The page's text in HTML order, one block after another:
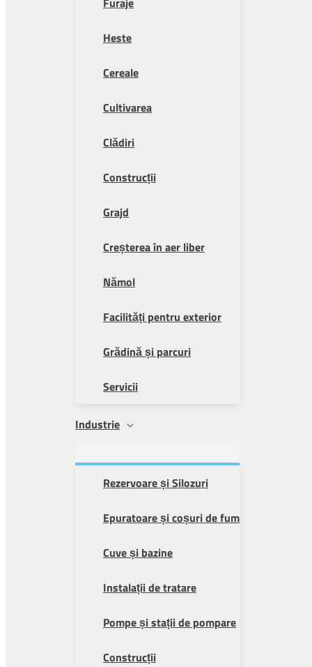
Heste
Cereale
Cultivarea
Clădiri
Construcții
Grajd
Creșterea în aer liber
Nămol
Facilități pentru exterior
Grădină și parcuri
Servicii
Industrie
Rezervoare și Silozuri
Epuratoare și coșuri de fum
Cuve și bazine
Instalații de tratare
Pompe și stații de pompare
Construcții